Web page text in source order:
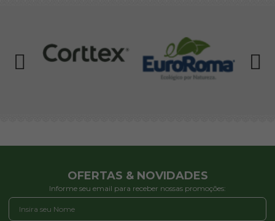
OFERTAS & NOVIDADES
Informe seu email para receber nossas promoções: